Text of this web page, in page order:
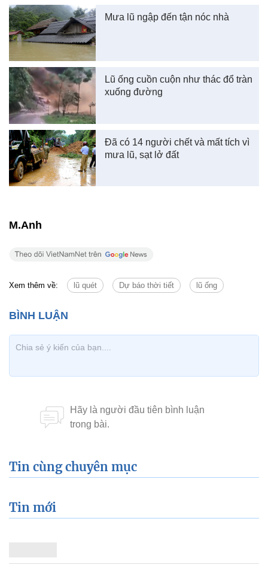
Mưa lũ ngập đến tận nóc nhà
Lũ ống cuồn cuộn như thác đổ tràn
xuống đường
Đã có 14 người chết và mất tích vì
mưa lũ, sạt lở đất
M.Anh
Xem thêm về: lũ quét Dự báo thời tiết lũ ống
Tin cùng chuyên mục
Tin mới